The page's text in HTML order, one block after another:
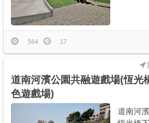
564 17
道南河濱公園共融遊戲場(恆光
色遊戲場)
道南河